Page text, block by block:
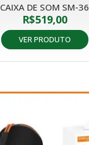
CAIXA DE SOM SM-36
R$519,00
VER PRODUTO